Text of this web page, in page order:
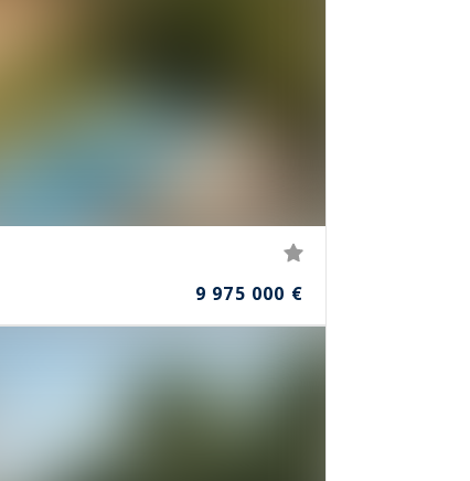
9 975 000 €